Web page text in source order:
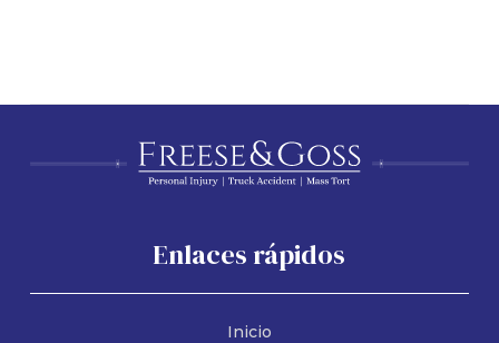
Enlaces rápidos
Inicio